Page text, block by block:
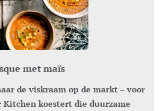
met maïs
koestert die duurzame